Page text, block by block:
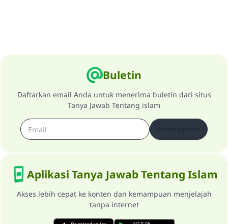
Buletin
Daftarkan email Anda untuk menerima buletin dari situs
Tanya Jawab Tentang islam
Aplikasi Tanya Jawab Tentang Islam
Akses lebih cepat ke konten dan kemampuan menjelajah
tanpa internet